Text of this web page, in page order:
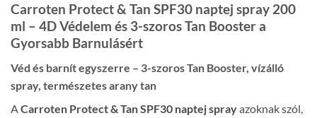
Carroten Protect & Tan SPF30 naptej spray 200
ml – 4D Védelem és 3-szoros Tan Booster a
Gyorsabb Barnulásért
Véd és barnít egyszerre – 3-szoros Tan Booster, vízálló
spray, természetes arany tan
ACarroten Protect & Tan SPF30 naptej sprayazoknak szól,